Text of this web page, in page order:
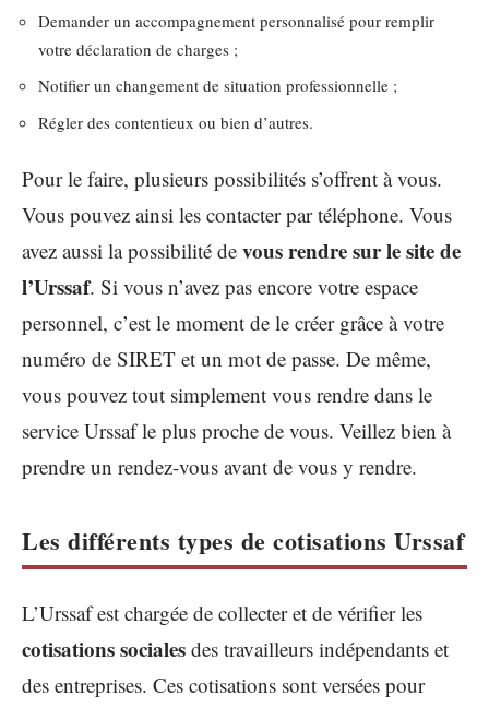
Demander un accompagnement personnalisé pour remplir
votre déclaration de charges ;
Notifier un changement de situation professionnelle ;
Régler des contentieux ou bien d’autres.
Pour le faire, plusieurs possibilités s’offrent à vous.
Vous pouvez ainsi les contacter par téléphone. Vous
avez aussi la possibilité de vous rendre sur le site de
l’Urssaf. Si vous n’avez pas encore votre espace
personnel, c’est le moment de le créer grâce à votre
numéro de SIRET et un mot de passe. De même,
vous pouvez tout simplement vous rendre dans le
service Urssaf le plus proche de vous. Veillez bien à
prendre un rendez-vous avant de vous y rendre.
Les différents types de cotisations Urssaf
L’Urssaf est chargée de collecter et de vérifier les
cotisations sociales des travailleurs indépendants et
des entreprises. Ces cotisations sont versées pour